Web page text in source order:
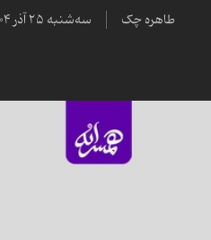
طاهره چک سه‌شنبه ۲۵ آذر ۱۴۰۴ - ۱۳:۵۹